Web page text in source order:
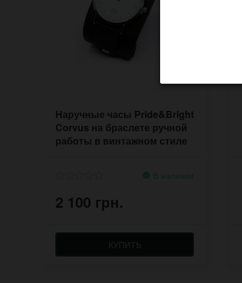
Наручные часы Pride&Bright
Corvus на браслете ручной
работы в винтажном стиле
В наличии
2 100 грн.
КУПИТЬ